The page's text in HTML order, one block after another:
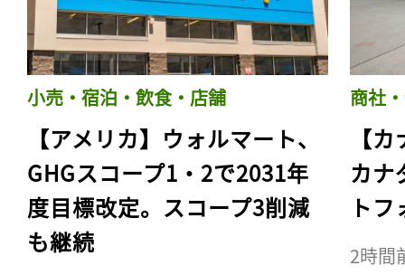
小売・宿泊・飲食・店舗
【アメリカ】ウォルマート、
GHGスコープ1・2で2031年
度目標改定。スコープ3削減
も継続
商社
【
カナ
ト
2時間